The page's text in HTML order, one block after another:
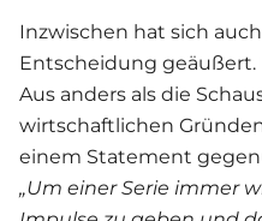
Inzwischen hat sich
Entscheidung
Aus anders als die
wirtschaftlichen
einem Statement
„Um einerSerie immer